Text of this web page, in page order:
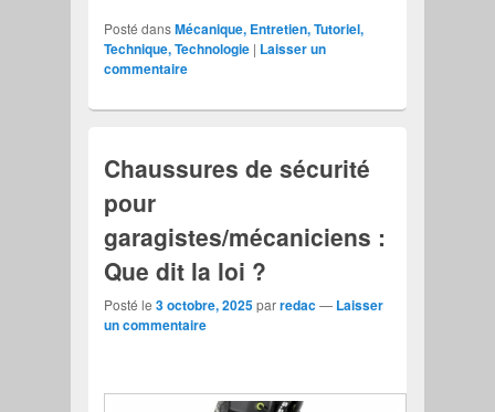
Posté dansMécanique, Entretien, Tutoriel,
Technique, Technologie | Laisser un
commentaire
Chaussures de sécurité
pour
garagistes/mécaniciens :
Que dit la loi ?
Posté le3 octobre, 2025parredac— Laisser
un commentaire